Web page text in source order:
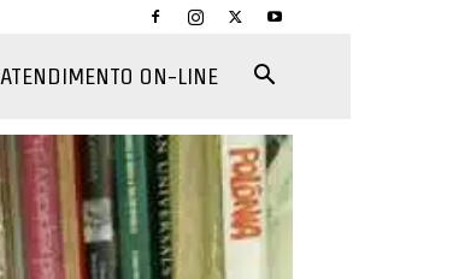
ATENDIMENTO ON-LINE